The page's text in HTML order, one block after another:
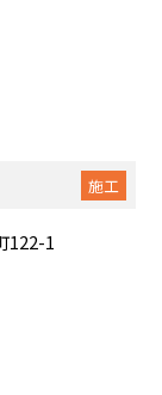
施工
122-1